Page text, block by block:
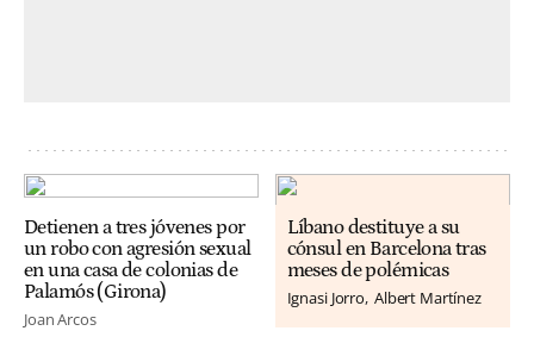
Detienen a tres jóvenes por
un robo con agresión sexual
en una casa de colonias de
Palamós (Girona)
Joan Arcos
Líbano destituye a su
cónsul en Barcelona tras
meses de polémicas
Ignasi Jorro Albert Martínez